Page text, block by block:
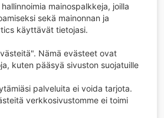
mainospalkkeja, joilla
sekä mainonnan ja
käyttävät tietojasi.
Nämä evästeet ovat
kuten pääsyä sivuston suojatuille
palveluita ei voida tarjota.
verkkosivustomme ei toimi